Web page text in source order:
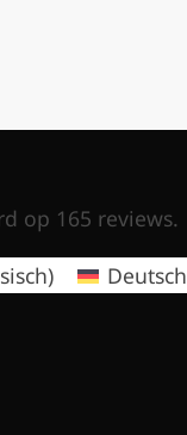
op 165 reviews.
) Deutsch